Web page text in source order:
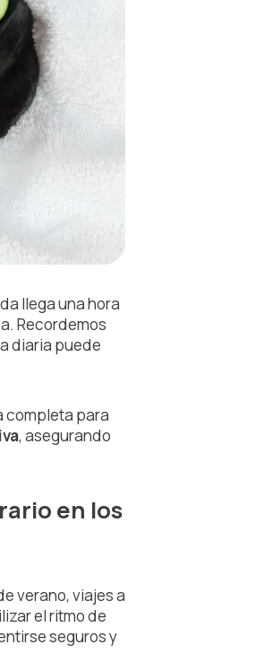
llega una hora
Recordemos
diaria puede
completa para
, asegurando
en los
verano, viajes a
el ritmo de
seguros y